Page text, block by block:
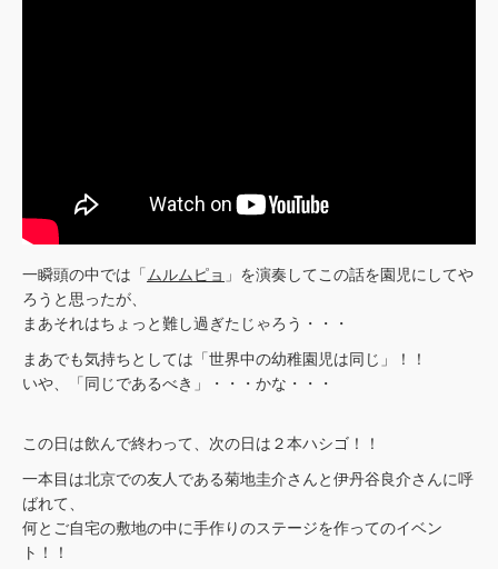
一瞬頭の中では「 ムルムピョ 」を演奏してこの話を園児にしてや
ろうと思ったが、
まあそれはちょっと難し過ぎたじゃろう・・・
まあでも気持ちとしては「世界中の幼稚園児は同じ」！！
いや、「同じであるべき」・・・かな・・・
この日は飲んで終わって、次の日は２本ハシゴ！！
一本目は北京での友人である菊地圭介さんと伊丹谷良介さんに呼
ばれて、
何とご自宅の敷地の中に手作りのステージを作ってのイベン
ト！！